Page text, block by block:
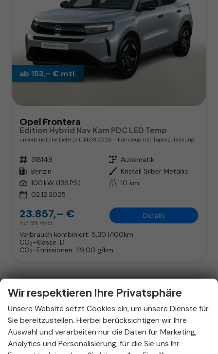
ab 153,– € mtl.
Opel Frontera
Edition Hybrid Nav Kam PDC LED Temp
unverbindliche Lieferzeit: 14.08.2026 Fahrzeug mit Tageszulassung
Fahrzeugnr. 318149 Getriebe Automatik
Kraftstoff Benzin Außenfarbe Kristall Silber Metallic
Leistung 100 kW (136 PS) Kilometerstand 10 km
02.12.2025
23.857,– €
incl. 19% MwSt.
Details
Verbrauch kombiniert: 5,30 l/100km
CO2-Klasse: D
CO2-Emissionen: 119,00 g/km
Wir respektieren Ihre Privatsphäre
Unsere Website setzt Cookies ein, um unsere Dienste für
Sie bereitzustellen. Hierbei berücksichtigen wir Ihre
Auswahl und verarbeiten nur die Daten für Marketing,
Analytics und Personalisierung, für die Sie uns Ihr